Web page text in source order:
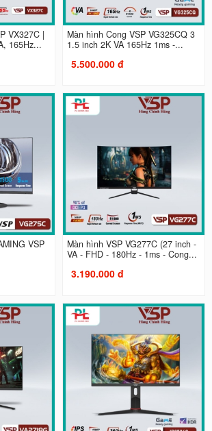
VX327C |
165Hz...
Màn hình Cong VSP VG325CQ 3
1.5 inch 2K VA 165Hz 1ms -...
5.500.000 đ
VSP
Màn hình VSP VG277C (27 inch -
VA - FHD - 180Hz - 1ms - Cong...
3.190.000 đ